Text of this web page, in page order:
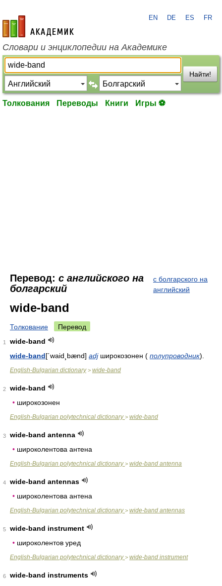
academic.ru
EN DE ES FR
Словари и энциклопедии на Академике
Найти!
Толкования Переводы Книги Игры ⚽
Перевод: с английского на
болгарский
с болгарского на
английский
wide-band
Толкование Перевод
1
wide-band
wide-band[´waid¸bænd] adj широкозонен ( полупроводник).
English-Bulgarian dictionary> wide-band
2
wide-band
• широкозонен
English-Bulgarian polytechnical dictionary> wide-band
3
wide-band antenna
• широколентова антена
English-Bulgarian polytechnical dictionary> wide-band antenna
4
wide-band antennas
• широколентова антена
English-Bulgarian polytechnical dictionary> wide-band antennas
5
wide-band instrument
• широколентов уред
English-Bulgarian polytechnical dictionary> wide-band instrument
6
wide-band instruments